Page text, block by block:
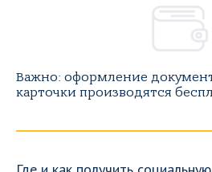
Важно: оформление
карточки производятся